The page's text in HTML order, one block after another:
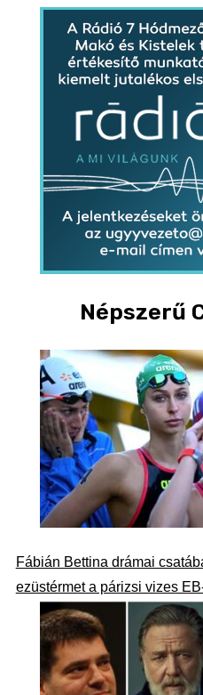
Népszerű
Fábián Bettina drámai
ezüstérmet a párizsi vizes